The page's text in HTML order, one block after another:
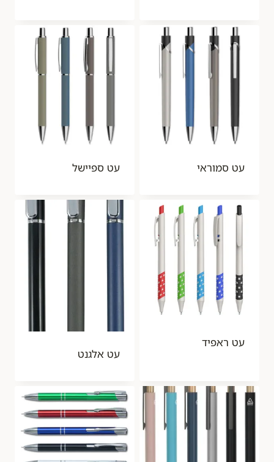
עט סמוראי עט ספיישל
עט ראפיד
עט אלגנט